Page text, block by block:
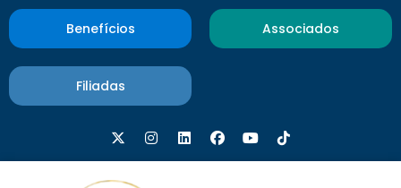
Benefícios Associados
Filiadas